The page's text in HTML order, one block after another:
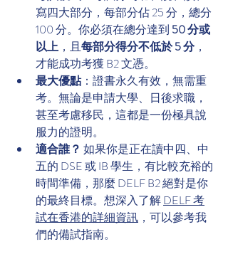
寫四大部分，每部分佔 25 分，總分
100 分。你必須在總分達到 50 分或
以上 ，且每部分得分不低於 5 分，
才能成功考獲 B2 文憑。
最大優點：證書永久有效，無需重
考。無論是申請大學、日後求職，
甚至考慮移民，這都是一份極具說
服力的證明。
適合誰？ 如果你是正在讀中四、中
五的 DSE 或 IB 學生，有比較充裕的
時間準備，那麼 DELF B2 絕對是你
的最終目標。想深入了解 DELF 考
試在香港的詳細資訊 ，可以參考我
們的備試指南。